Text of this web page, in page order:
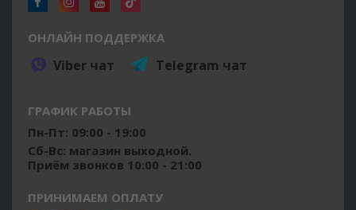
ОНЛАЙН ПОДДЕРЖКА
Viber чат Telegram чат
ГРАФИК РАБОТЫ
Пн-Пт: 09:00 - 19:00
Сб-Вс: магазин выходной.
Приём звонков 10:00 - 21:00
ПРИНИМАЕМ ОПЛАТУ